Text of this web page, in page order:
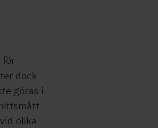
för
dock
göras i
olika